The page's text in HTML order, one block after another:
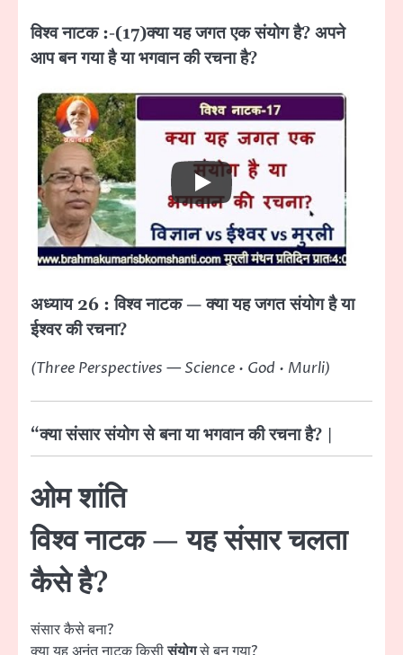
विश्व नाटक :-(17)क्या यह जगत एक संयोग है? अपने
आप बन गया है या भगवान की रचना है?
अध्याय 26 : विश्व नाटक — क्या यह जगत संयोग है या
ईश्वर की रचना?
(Three Perspectives — Science • God • Murli)
“क्या संसार संयोग से बना या भगवान की रचना है? |
ओम शांति
विश्व नाटक — यह संसार चलता
कैसे है?
संसार कैसे बना?